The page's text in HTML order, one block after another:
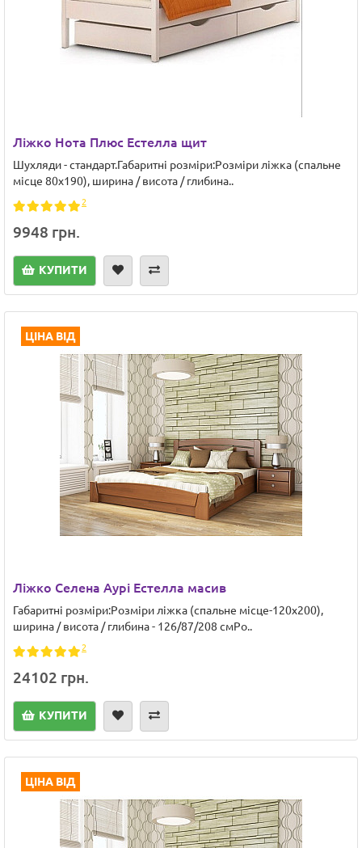
Ліжко Нота Плюс Естелла щит
Шухляди - стандарт.Габаритні розміри:Розміри ліжка (спальне
місце 80х190), ширина / висота / глибина..
2
9948 грн.
КУПИТИ
ЦІНА ВІД
Ліжко Селена Аурі Естелла масив
Габаритні розміри:Розміри ліжка (спальне місце-120х200),
ширина / висота / глибина - 126/87/208 смРо..
2
24102 грн.
КУПИТИ
ЦІНА ВІД